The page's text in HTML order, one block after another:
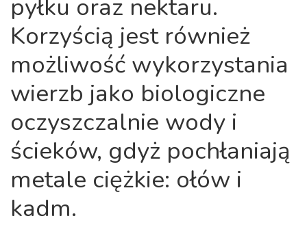
pyłku oraz nektaru.
Korzyścią jest również
możliwość wykorzystania
wierzb jako biologiczne
oczyszczalnie wody i
ścieków, gdyż pochłaniają
metale ciężkie: ołów i
kadm.